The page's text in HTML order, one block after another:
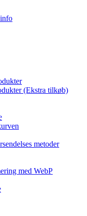
(Ekstra tilkøb)
metoder
med WebP